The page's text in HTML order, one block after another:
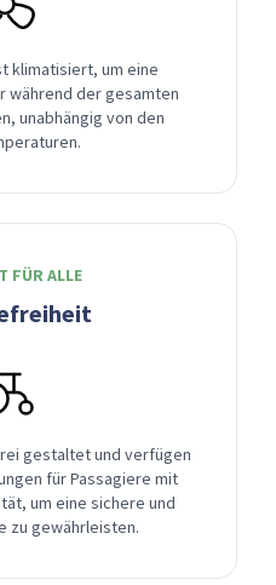
klimatisiert, um eine
während der gesamten
unabhängig von den
FÜR ALLE
gestaltet und verfügen
für Passagiere mit
um eine sichere und
zu gewährleisten.